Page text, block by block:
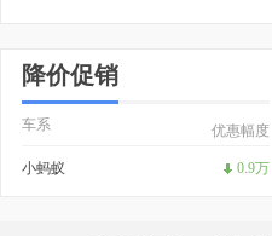
降价促销
车系 优惠幅度
小蚂蚁 0.9万